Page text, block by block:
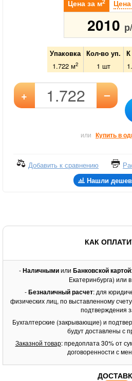
Цена за м
2010
Упаковка Кол-во уп. К
1.722 м2 1 шт
+ –
или Купить в
Добавить к сравнению
Нашли
КАК
-Наличнымиили Банковской картой
Екатеринбурга) или
-Безналичный расчет: для
физических лиц, по выставленному
подтверждения
Бухгалтерские (закрывающие) и
будут доставлены с
Заказной товар: предоплата 30% от
договоренности с